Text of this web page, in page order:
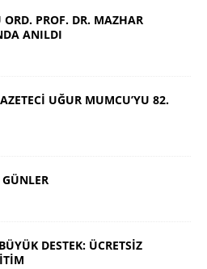
ORD. PROF. DR. MAZHAR
ANILDI
UĞUR MUMCU’YU 82.
DESTEK: ÜCRETSİZ